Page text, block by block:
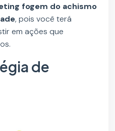
fogem do achismo
, pois você terá
em ações que
de